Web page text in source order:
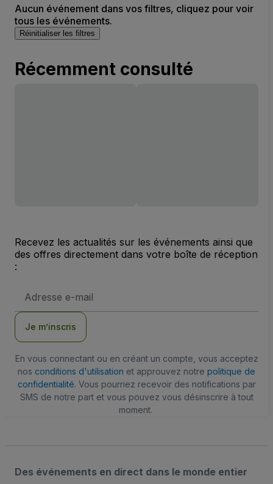
Aucun événement dans vos filtres, cliquez pour voir
tous les événements.
Réinitialiser les filtres
Récemment consulté
Recevez les actualités sur les événements ainsi que
des offres directement dans votre boîte de réception
:
e-
Je m’inscris
En vous connectant ou en créant un compte, vous acceptez
nos conditions d'utilisation et approuvez notre politique de
confidentialité. Vous pourriez recevoir des notifications par
SMS de notre part et vous pouvez vous désinscrire à tout
moment.
Des événements en direct dans le monde entier